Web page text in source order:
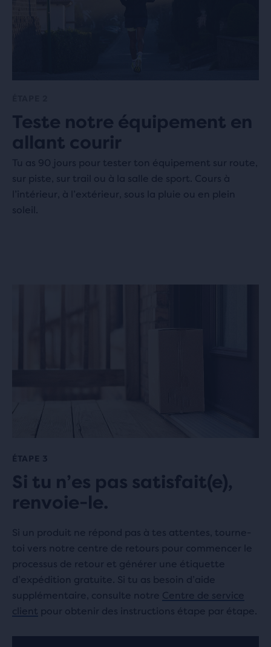
Teste notre équipement en
allant courir
Tu as 90 jours pour tester ton équipement sur route,
sur piste, sur trail ou à la salle de sport. Cours à
l’intérieur, à l’extérieur, sous la pluie ou en plein
soleil.
ÉTAPE 3
Si tu n’es pas satisfait(e),
renvoie-le.
Si un produit ne répond pas à tes attentes, tourne-
toi vers notre centre de retours pour commencer le
processus de retour et générer une étiquette
d’expédition gratuite. Si tu as besoin d’aide
supplémentaire, consulte notre Centre de service
client pour obtenir des instructions étape par étape.